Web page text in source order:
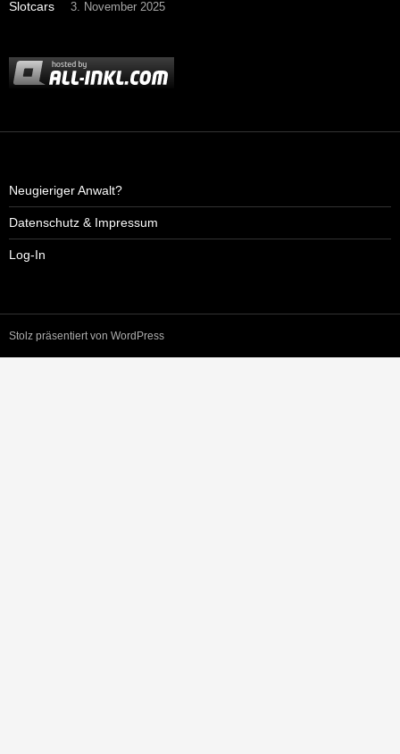
Slotcars 3. November 2025
Neugieriger Anwalt?
Datenschutz & Impressum
Log-In
Stolz präsentiert von WordPress